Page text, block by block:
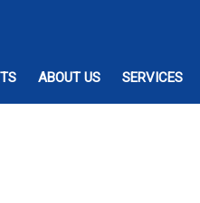
ABOUT US SERVICES